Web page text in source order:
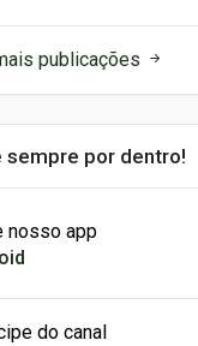
publicações
sempre por dentro!
nosso app
do canal